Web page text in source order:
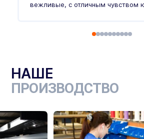
вежливые, с отличным чувством
НАШЕ
ПРОИЗВОДСТВО